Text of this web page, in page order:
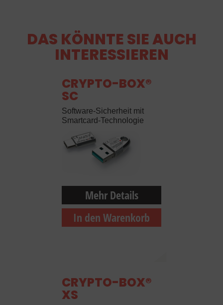
DAS KÖNNTE SIE AUCH
INTERESSIEREN
CRYPTO-BOX®
SC
Software-Sicherheit mit
Smartcard-Technologie
Mehr Details
In den Warenkorb
CRYPTO-BOX®
XS